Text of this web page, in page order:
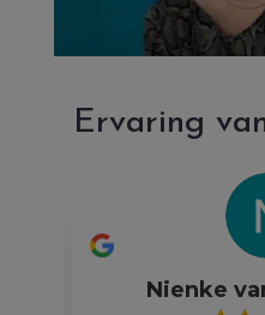
Ervaring
Nienke